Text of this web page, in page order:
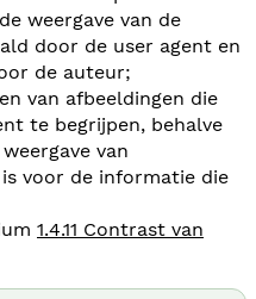
weergave van de
door de user agent en
de auteur;
van afbeeldingen die
te begrijpen, behalve
van
voor de informatie die
1.4.11 Contrast van